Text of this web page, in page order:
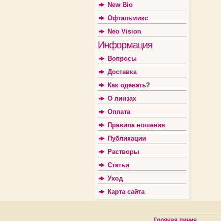
New Bio
Офтальмикс
Neo Vision
Информация
Вопросы
Доставка
Как одевать?
О линзах
Оплата
Правила ношения
Публикации
Растворы
Статьи
Уход
Карта сайта